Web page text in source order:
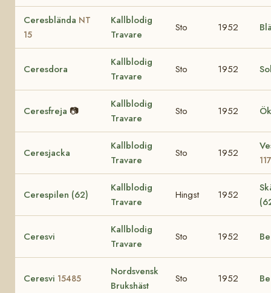
Ceresblända NT
15
Kallblodig
Travare
Sto 1952
Ceresdora
Kallblodig
Travare
Sto 1952
Ceresfreja 📷
Kallblodig
Travare
Sto 1952
Ceresjacka
Kallblodig
Travare
Sto 1952
Cerespilen (62)
Kallblodig
Travare
Hingst 1952
Ceresvi
Kallblodig
Travare
Sto 1952
Ceresvi 15485
Nordsvensk
Brukshäst
Sto 1952